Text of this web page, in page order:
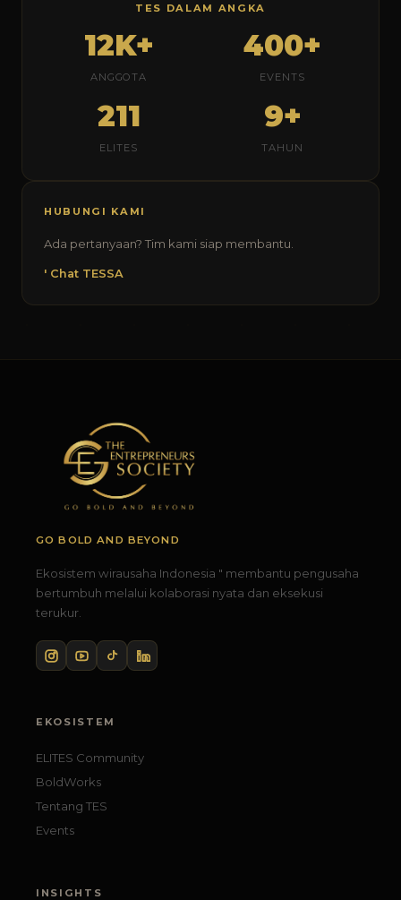
TES DALAM ANGKA
12K+
ANGGOTA
400+
EVENTS
211
ELITES
9+
TAHUN
HUBUNGI KAMI
Ada pertanyaan? Tim kami siap membantu.
' Chat TESSA
GO BOLD AND BEYOND
Ekosistem wirausaha Indonesia " membantu pengusaha
bertumbuh melalui kolaborasi nyata dan eksekusi
terukur.
EKOSISTEM
ELITES Community
BoldWorks
Tentang TES
Events
INSIGHTS